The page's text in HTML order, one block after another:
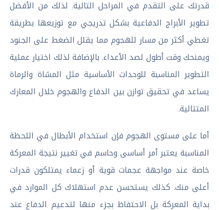
قدرتك على التقدم في المراحل التالية. لذلك من الأفضل
تطوير الأبراج الدفاعية بشكل تدريجي مع توزيعها بطريقة
تغطي أكثر من مسار للهجوم مما يقلل الضغط على الجنود
ويمنحك وقت أطول لصد الأعداء. بالإضافة لذلك اختيار عملية
التطوير المناسبة للوحدات الأساسية مثل المشاة والرماة
يساعد في تحقيق توازن بين الدفاع والهجوم خلال المعارك
المتتالية.
أما على مستوى الهجوم فإن استخدام الأبطال في اللحظة
المناسبة يعتبر أمر أساسى وحاسم في تغيير نتيجة المعركة
خاصة عند مواجهة عجمات قوية أو زعماء يمتلكون قدرات
أعلى منك. كذلك يستحسن عدم استهلاك كل الموارد في
بداية المعركة بل الاحتفاظ بجزء منها لتدعيم الدفاع عند